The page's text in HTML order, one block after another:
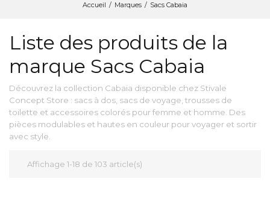
Accueil Marques Sacs Cabaia
Liste des produits de la
marque Sacs Cabaia
Découvrez la collection Cabaia disponible chez Stivale
Concept Store : sacs à dos, sacs de voyage, trousses de
toilette et accessoires colorés pour femme et homme. Des
pièces modulables et hautes en couleur pour voyager et sortir
avec style.
Affichage 1-18 de 103 article(s)